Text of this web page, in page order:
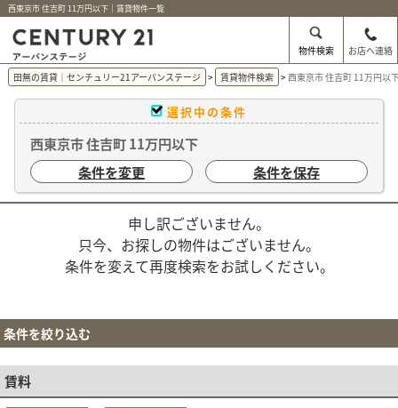
西東京市 住吉町 11万円以下｜賃貸物件一覧
物件検索
お店へ連絡
田無の賃貸｜センチュリー21アーバンステージ
賃貸物件検索 西東京市 住吉町 11万円以
選択中の条件
西東京市 住吉町 11万円以下
条件を変更
条件を保存
申し訳ございません。
只今、お探しの物件はございません。
条件を変えて再度検索をお試しください。
条件を絞り込む
賃料